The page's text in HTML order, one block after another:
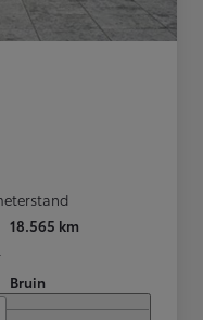
18.565 km
Bruin